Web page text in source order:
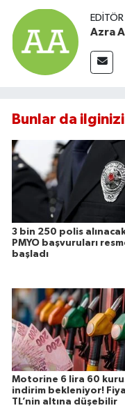
EDITÖR
Azra
Bunlar da
3 bin 250 polis
PMYO başvuruları
başladı
Motorine 6 lira 60
indirim bekleniyor!
TL’nin altına düşebilir